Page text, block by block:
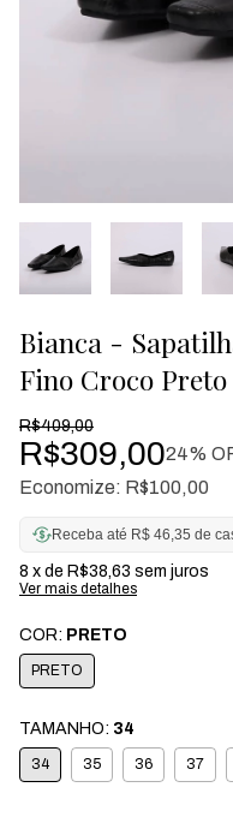
Bianca -
Fino Croco Preto
R$409,00
R$309,0024%
Economize: R$100,00
Receba até R$ 46,35 de
8 x de R$38,63 sem juros
Ver mais detalhes
COR: PRETO
PRETO
TAMANHO: 34
34 35 36 37